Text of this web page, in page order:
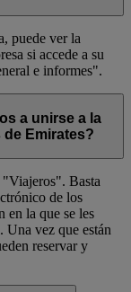
puede ver la
si accede a su
e informes".
a unirse a la
Emirates?
"Viajeros". Basta
de los
en la que se les
Una vez que están
reservar y